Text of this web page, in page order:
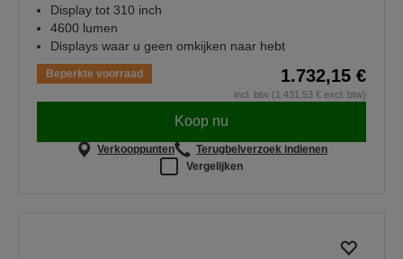
Display tot 310 inch
4600 lumen
Displays waar u geen omkijken naar hebt
Beperkte voorraad 1.732,15 €
incl. btw (1.431,53 € excl. btw)
Koop nu
Verkooppunten
Terugbelverzoek indienen
Vergelijken